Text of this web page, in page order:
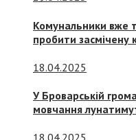
Комунальники вже
пробити засмічену
18.04.2025
У Броварській
мовчання